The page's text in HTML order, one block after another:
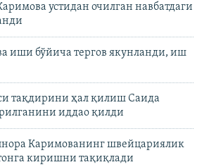
устидан очилган навбатдаги
иши бўйича тергов якунланди, иш
тақдирини ҳал қилиш Саида
иддао қилди
Каримованинг швейцариялик
киришни тақиқлади